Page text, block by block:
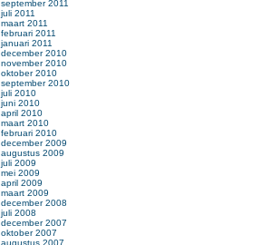
september 2011
juli 2011
maart 2011
februari 2011
januari 2011
december 2010
november 2010
oktober 2010
september 2010
juli 2010
juni 2010
april 2010
maart 2010
februari 2010
december 2009
augustus 2009
juli 2009
mei 2009
april 2009
maart 2009
december 2008
juli 2008
december 2007
oktober 2007
augustus 2007